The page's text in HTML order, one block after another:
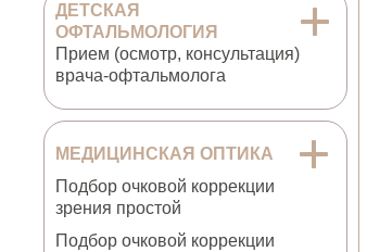
ДЕТСКАЯ
ОФТАЛЬМОЛОГИЯ
Прием (осмотр, консультация)
врача-офтальмолога
МЕДИЦИНСКАЯ ОПТИКА
Подбор очковой коррекции
зрения простой
Подбор очковой коррекции